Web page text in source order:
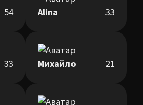
54 Alina 33
33 Михайло 21